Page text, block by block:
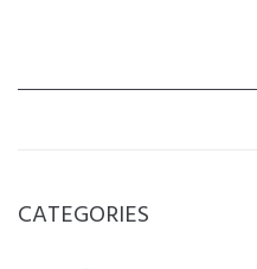
CATEGORIES